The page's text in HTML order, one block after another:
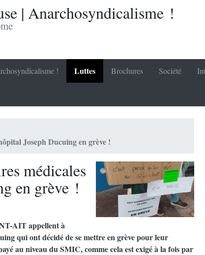
| Anarchosyndicalisme !
! Luttes Brochures Société
Joseph Ducuing en grève !
médicales
en grève !
AIT appellent à
qui ont décidé de se mettre en grève pour leur
au niveau du SMIC, comme cela est exigé à la fois par